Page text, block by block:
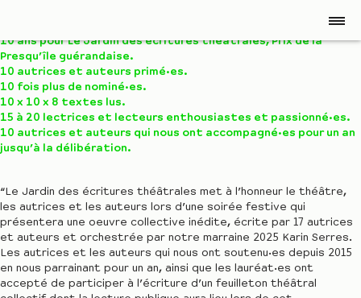
10 ans pour Le Jardin des écritures théâtrales, Prix de la
Presqu’île guérandaise.
10 autrices et auteurs primé·es.
10 fois plus de nominé·es.
10 x 10 x 8 textes lus.
15 à 20 lectrices et lecteurs enthousiastes et passionné·es.
10 autrices et auteurs qui nous ont accompagné·es pour un an
jusqu’à la délibération.
“Le Jardin des écritures théâtrales met à l’honneur le théâtre,
les autrices et les auteurs lors d’une soirée festive qui
présentera une oeuvre collective inédite, écrite par 17 autrices
et auteurs et orchestrée par notre marraine 2025 Karin Serres.
Les autrices et les auteurs qui nous ont soutenu·es depuis 2015
en nous parrainant pour un an, ainsi que les lauréat·es ont
accepté de participer à l’écriture d’un feuilleton théâtral